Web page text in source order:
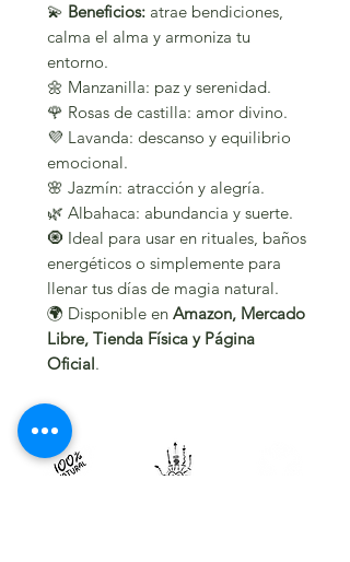
💫 Beneficios: atrae bendiciones,
calma el alma y armoniza tu
entorno.
🌼 Manzanilla: paz y serenidad.
🌹 Rosas de castilla: amor divino.
💜 Lavanda: descanso y equilibrio
emocional.
🌸 Jazmín: atracción y alegría.
🌿 Albahaca: abundancia y suerte.
🧿 Ideal para usar en rituales, baños
energéticos o simplemente para
llenar tus días de magia natural.
🌍 Disponible en Amazon, Mercado
Libre, Tienda Física y Página
Oficial.